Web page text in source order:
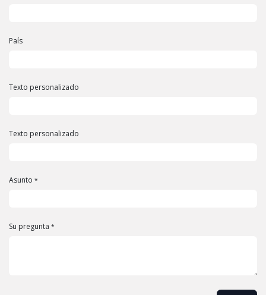
País
Texto personalizado
Texto personalizado
Asunto *
Su pregunta *